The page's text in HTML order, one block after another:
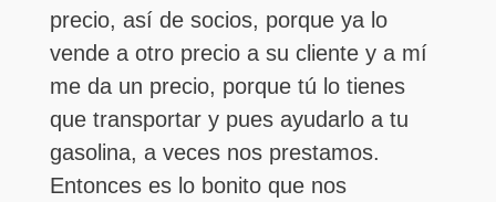
precio, así de socios, porque ya lo
vende a otro precio a su cliente y a mí
me da un precio, porque tú lo tienes
que transportar y pues ayudarlo a tu
gasolina, a veces nos prestamos.
Entonces es lo bonito que nos